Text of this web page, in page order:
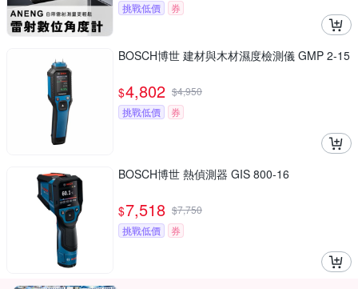
挑戰低價
券
BOSCH博世 建材與木材濕度檢測儀 GMP 2-15
$4,802 $4,950
挑戰低價
券
BOSCH博世 熱偵測器 GIS 800-16
$7,518 $7,750
挑戰低價
券